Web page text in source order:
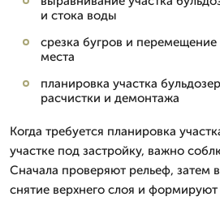
и стока воды
срезка бугров и перемещение
места
планировка участка
расчистки и демонтажа
Когда требуется планировка
участке под застройку, важно
Сначала проверяют рельеф, затем
снятие верхнего слоя и